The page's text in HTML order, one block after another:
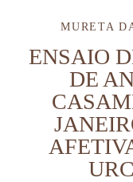
MURETA
ENSAIO
DE